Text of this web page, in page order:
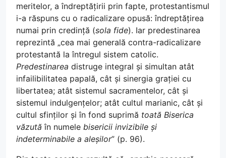
meritelor, a îndreptățirii prin fapte, protestantismul
i-a răspuns cu o radicalizare opusă: îndreptățirea
numai prin credință (sola fide). Iar predestinarea
reprezintă „cea mai generală contra-radicalizare
protestantă la întregul sistem catolic.
Predestinarea distruge integral și simultan atât
infailibilitatea papală, cât și sinergia grației cu
libertatea; atât sistemul sacramentelor, cât și
sistemul indulgențelor; atât cultul marianic, cât și
cultul sfinților și în fond suprimă toată Biserica
văzută în numele bisericii invizibile și
indeterminabile a aleșilor” (p. 96).